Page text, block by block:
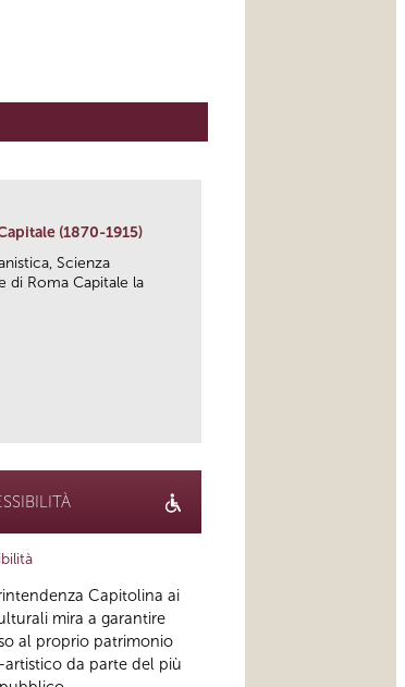
(1870-1915)
Scienza
di Roma Capitale la
Capitolina ai
mira a garantire
al proprio patrimonio
da parte del più